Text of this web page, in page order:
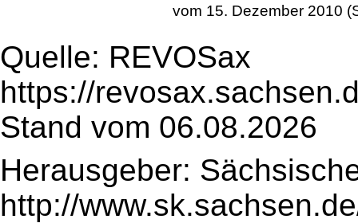
vom 15. Dezember 2010
Quelle: REVOSax
https://
Stand vom 06.08.2026
Herausgeber:
http://